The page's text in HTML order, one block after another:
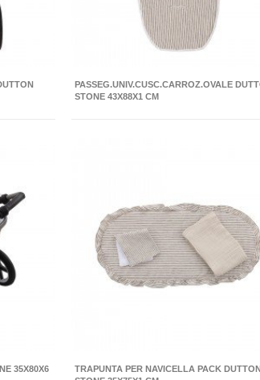
PASSEG.UNIV.CUSC.CARROZ.OVALE
STONE 43X88X1 CM
35X80X6
TRAPUNTA PER NAVICELLA PACK